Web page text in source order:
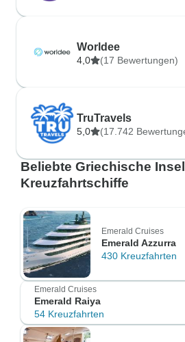
Worldee
4,0 (17 Bewertungen)
TruTravels
5,0 (17.742
Beliebte Griechische
Kreuzfahrtschiffe
Emerald Cruises
Emerald Azzurra
430 Kreuzfahrten
Emerald Cruises
Emerald Raiya
54 Kreuzfahrten